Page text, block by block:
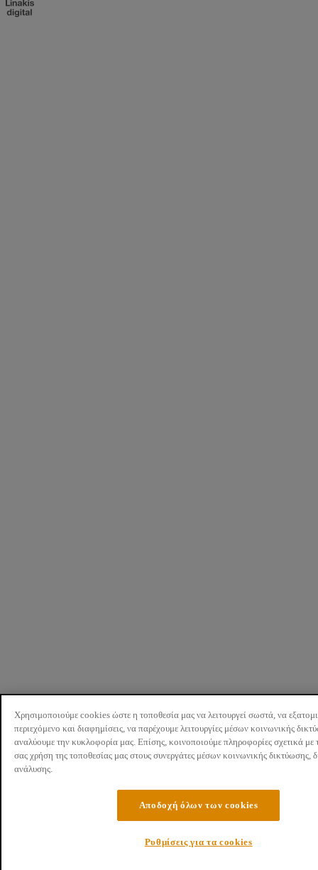
Χρησιμοποιούμε cookies ώστε η τοποθεσία μας να λειτουργεί σωστά, να
περιεχόμενο και διαφημίσεις, να παρέχουμε λειτουργίες μέσων κοινωνικής
αναλύουμε την κυκλοφορία μας. Επίσης, κοινοποιούμε πληροφορίες σχετικά με
σας χρήση της τοποθεσίας μας στους συνεργάτες μέσων κοινωνικής δικτύωσης,
ανάλυσης.
Αποδοχή όλων των cookies
Ρυθμίσεις για τα cookies